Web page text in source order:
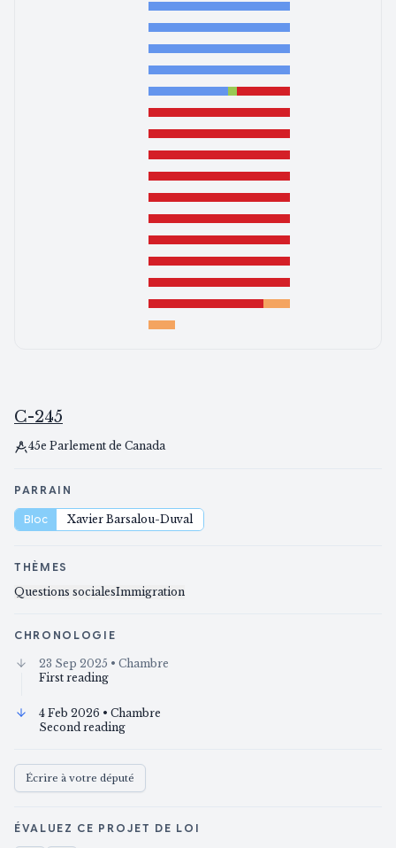
C-245
45e Parlement de Canada
PARRAIN
Bloc Xavier Barsalou-Duval
THÈMES
Questions socialesImmigration
CHRONOLOGIE
23 Sep 2025 • Chambre
First reading
4 Feb 2026 • Chambre
Second reading
Écrire à votre député
ÉVALUEZ CE PROJET DE LOI